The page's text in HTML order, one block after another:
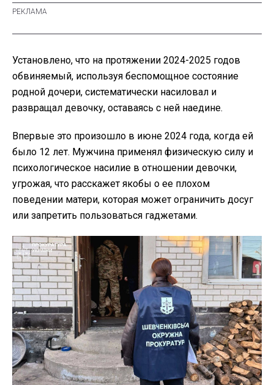
Установлено, что на протяжении 2024-2025 годов
обвиняемый, используя беспомощное состояние
родной дочери, систематически насиловал и
развращал девочку, оставаясь с ней наедине.
Впервые это произошло в июне 2024 года, когда ей
было 12 лет. Мужчина применял физическую силу и
психологическое насилие в отношении девочки,
угрожая, что расскажет якобы о ее плохом
поведении матери, которая может ограничить досуг
или запретить пользоваться гаджетами.